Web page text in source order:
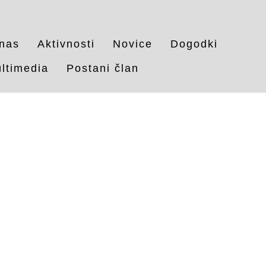
Aktivnosti Novice Dogodki
Postani član